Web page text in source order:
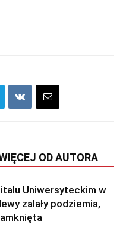
OD AUTORA
Uniwersyteckim w
zalały podziemia,